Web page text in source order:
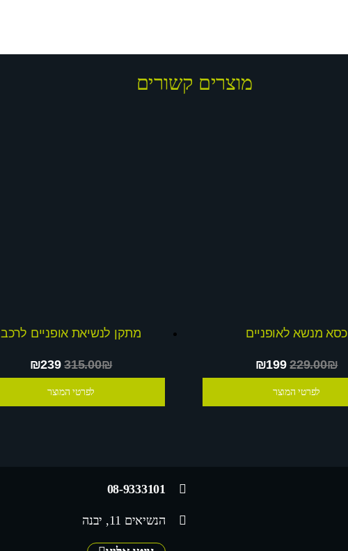
מוצרים קשורים
כסא מנשא לאופניים
₪199229.00₪
לפרטי המוצר
מתקן לנשיאת אופניים לרכב
₪239315.00₪
לפרטי המוצר
08-9333101
הנשיאים 11, יבנה